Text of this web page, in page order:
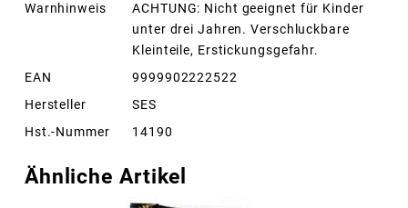
Warnhinweis
ACHTUNG: Nicht geeignet für Kinder
unter drei Jahren. Verschluckbare
Kleinteile, Erstickungsgefahr.
EAN
9999902222522
Hersteller
SES
Hst.-Nummer
14190
Ähnliche Artikel